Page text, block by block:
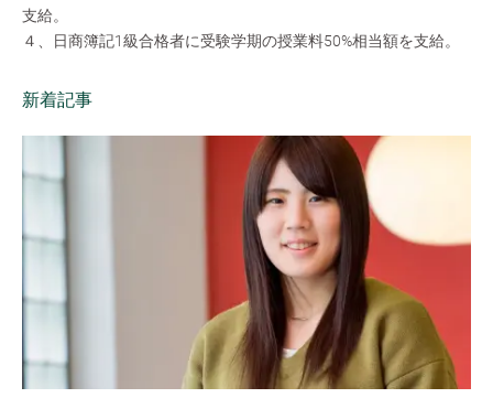
支給。
４、日商簿記1級合格者に受験学期の授業料50%相当額を支給。
新着記事